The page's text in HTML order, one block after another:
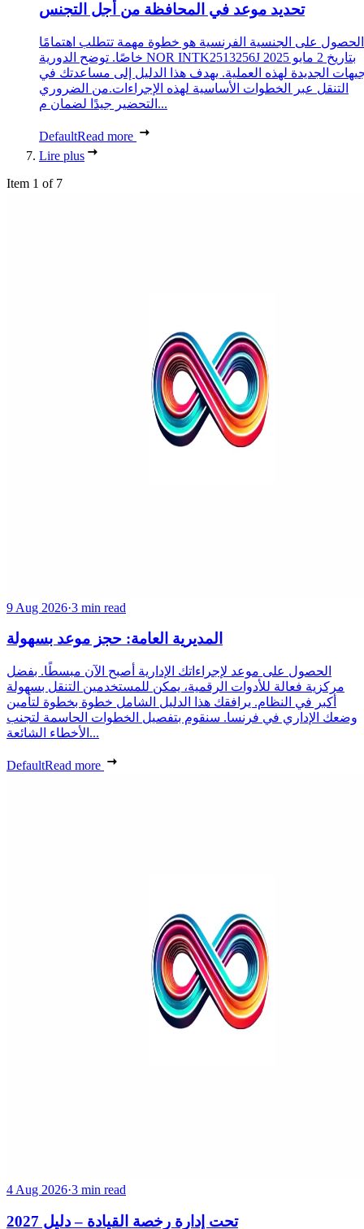
تحديد موعد في المحافظة من أجل التجنس
الحصول على الجنسية الفرنسية هو خطوة مهمة تتطلب اهتمامًا
خاصًا. توضح الدورية NOR INTK2513256J بتاريخ 2 مايو 2025
الجديدة لهذه العملية. يهدف هذا الدليل إلى مساعدتك في
التنقل عبر الخطوات الأساسية لهذه الإجراءات.من الضروري
التحضير جيدًا لضمان م...
DefaultRead more
Lire plus
Item 1 of 7
9 Aug 2026·3 min read
المديرية العامة: حجز موعد بسهولة
الحصول على موعد لإجراءاتك الإدارية أصبح الآن مبسطًا. بفضل
مركزية فعالة للأدوات الرقمية، يمكن للمستخدمين التنقل بسهولة
أكبر في النظام. يرافقك هذا الدليل الشامل خطوة بخطوة لتأمين
وضعك الإداري في فرنسا. سنقوم بتفصيل الخطوات الحاسمة لتجنب
الأخطاء الشائعة...
DefaultRead more
4 Aug 2026·3 min read
تحت إدارة رخصة القيادة – دليل 2027